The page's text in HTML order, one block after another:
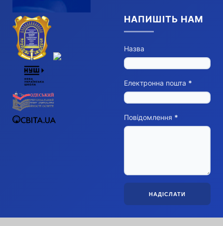
НАПИШІТЬ НАМ
Назва
Електронна пошта *
Повідомлення *